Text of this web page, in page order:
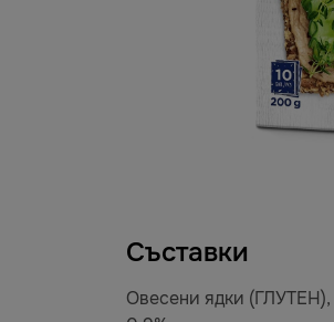
Съставки
Овесени ядки